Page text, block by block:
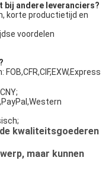
bij andere leveranciers?
korte productietijd en
voordelen
kwaliteitsgoederen
maar kunnen